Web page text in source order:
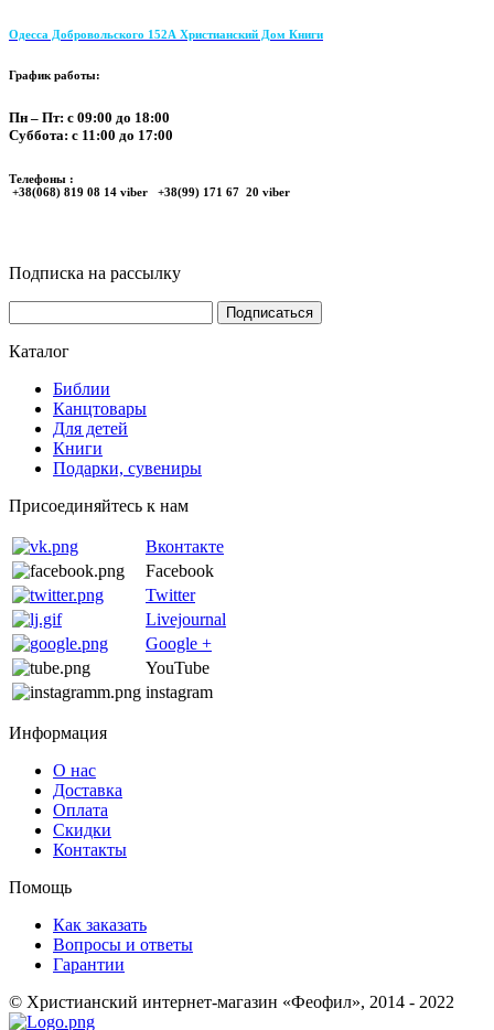
Одесса Добровольского 152А Христианский Дом Книги
График работы:
Пн – Пт: с 09:00 до 18:00
Суббота: с 11:00 до 17:00
Телефоны :
+38(068) 819 08 14 viber +38(99) 171 67 20 viber
Подписка на рассылку
Каталог
Библии
Канцтовары
Для детей
Книги
Подарки, сувениры
Присоединяйтесь к нам
Вконтакте
Facebook
Twitter
Livejournal
Google +
YouTube
instagram
Информация
О нас
Доставка
Оплата
Скидки
Контакты
Помощь
Как заказать
Вопросы и ответы
Гарантии
© Христианский интернет-магазин «Феофил», 2014 - 2022